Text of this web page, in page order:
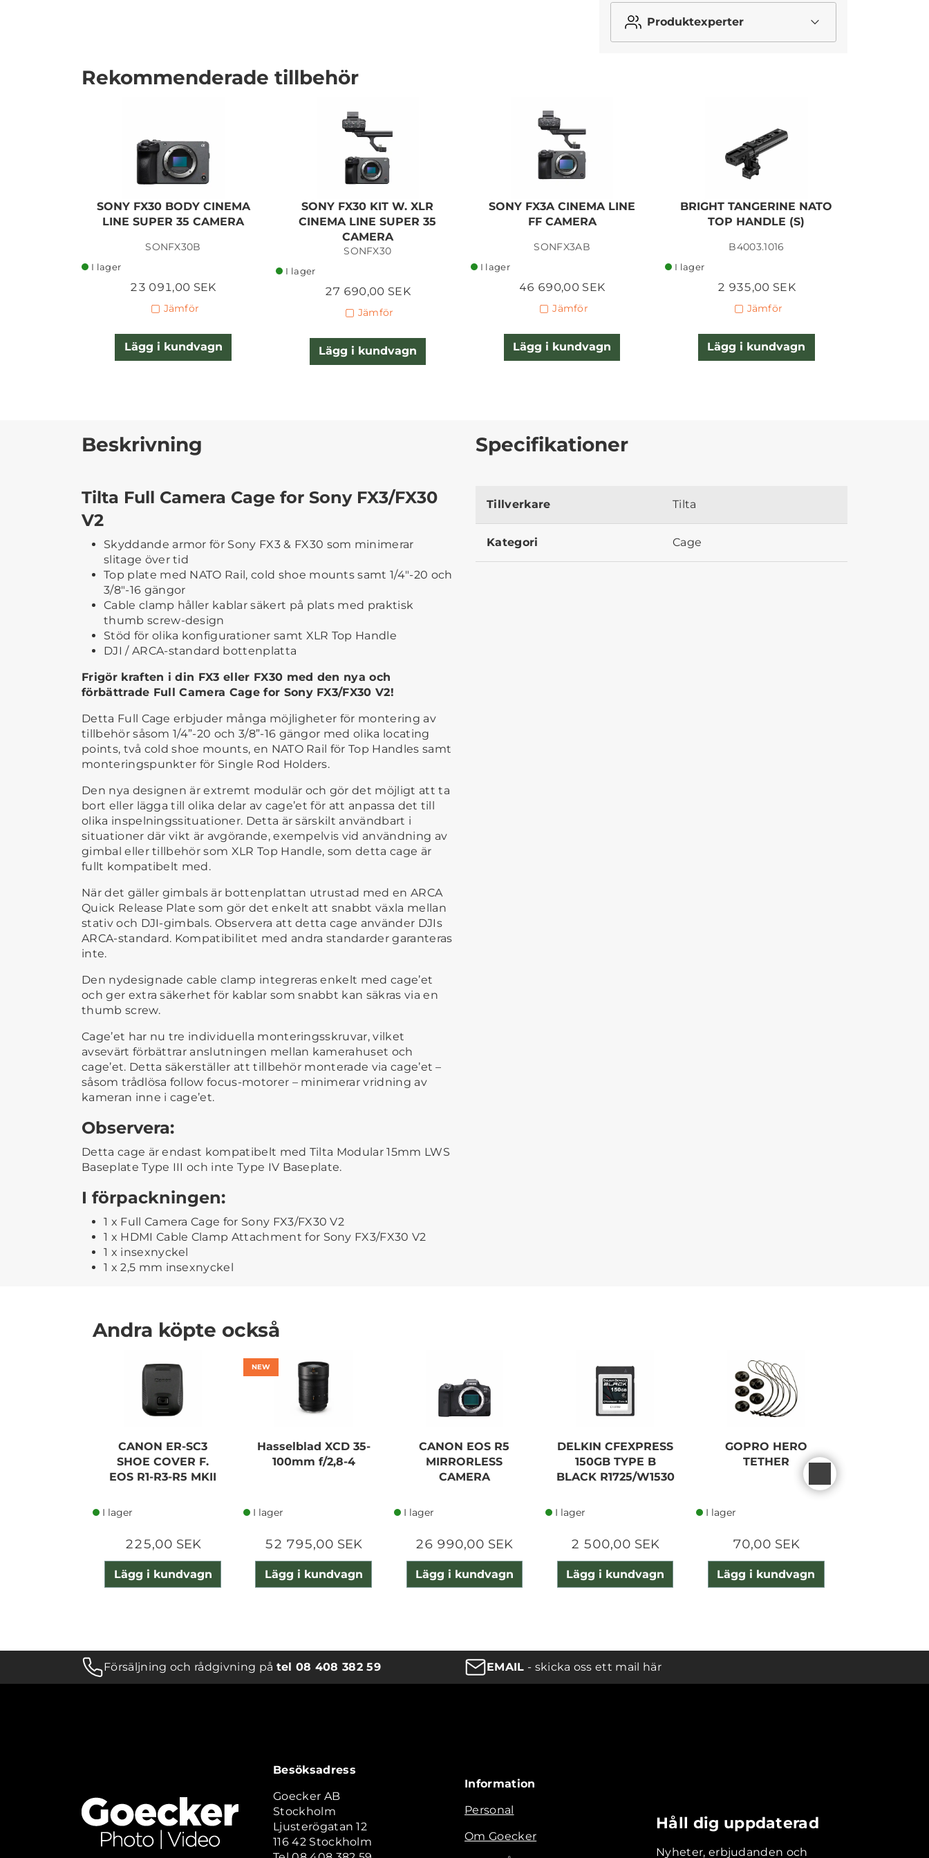
Produktexperter
Rekommenderade tillbehör
SONY FX30 BODY CINEMA
LINE SUPER 35 CAMERA
SONFX30B
I lager
23 091,00 SEK
Jämför
Lägg i kundvagn
SONY FX30 KIT W. XLR
CINEMA LINE SUPER 35
CAMERA
SONFX30
I lager
27 690,00 SEK
Jämför
Lägg i kundvagn
SONY FX3A CINEMA LINE
FF CAMERA
SONFX3AB
I lager
46 690,00 SEK
Jämför
Lägg i kundvagn
BRIGHT TANGERINE NATO
TOP HANDLE (S)
B4003.1016
I lager
2 935,00 SEK
Jämför
Lägg i kundvagn
Beskrivning
Tilta Full Camera Cage for Sony FX3/FX30
V2
Skyddande armor för Sony FX3 & FX30 som minimerar
slitage över tid
Top plate med NATO Rail, cold shoe mounts samt 1/4"-20 och
3/8"-16 gängor
Cable clamp håller kablar säkert på plats med praktisk
thumb screw-design
Stöd för olika konfigurationer samt XLR Top Handle
DJI / ARCA-standard bottenplatta
Frigör kraften i din FX3 eller FX30 med den nya och
förbättrade Full Camera Cage for Sony FX3/FX30 V2!
Detta Full Cage erbjuder många möjligheter för montering av
tillbehör såsom 1/4”-20 och 3/8”-16 gängor med olika locating
points, två cold shoe mounts, en NATO Rail för Top Handles samt
monteringspunkter för Single Rod Holders.
Den nya designen är extremt modulär och gör det möjligt att ta
bort eller lägga till olika delar av cage’et för att anpassa det till
olika inspelningssituationer. Detta är särskilt användbart i
situationer där vikt är avgörande, exempelvis vid användning av
gimbal eller tillbehör som XLR Top Handle, som detta cage är
fullt kompatibelt med.
När det gäller gimbals är bottenplattan utrustad med en ARCA
Quick Release Plate som gör det enkelt att snabbt växla mellan
stativ och DJI-gimbals. Observera att detta cage använder DJIs
ARCA-standard. Kompatibilitet med andra standarder garanteras
inte.
Den nydesignade cable clamp integreras enkelt med cage’et
och ger extra säkerhet för kablar som snabbt kan säkras via en
thumb screw.
Cage’et har nu tre individuella monteringsskruvar, vilket
avsevärt förbättrar anslutningen mellan kamerahuset och
cage’et. Detta säkerställer att tillbehör monterade via cage’et –
såsom trådlösa follow focus-motorer – minimerar vridning av
kameran inne i cage’et.
Observera:
Detta cage är endast kompatibelt med Tilta Modular 15mm LWS
Baseplate Type III och inte Type IV Baseplate.
I förpackningen:
1 x Full Camera Cage for Sony FX3/FX30 V2
1 x HDMI Cable Clamp Attachment for Sony FX3/FX30 V2
1 x insexnyckel
1 x 2,5 mm insexnyckel
Specifikationer
Tillverkare Tilta
Kategori Cage
Andra köpte också
CANON ER-SC3
SHOE COVER F.
EOS R1-R3-R5 MKII
I lager
225,00 SEK
Lägg i kundvagn
NEW
Hasselblad XCD 35-
100mm f/2,8-4
I lager
52 795,00 SEK
Lägg i kundvagn
CANON EOS R5
MIRRORLESS
CAMERA
I lager
26 990,00 SEK
Lägg i kundvagn
DELKIN CFEXPRESS
150GB TYPE B
BLACK R1725/W1530
I lager
2 500,00 SEK
Lägg i kundvagn
GOPRO HERO
TETHER
I lager
70,00 SEK
Lägg i kundvagn
Försäljning och rådgivning på tel 08 408 382 59 EMAIL - skicka oss ett mail här
Besöksadress
Goecker AB
Stockholm
Ljusterögatan 12
116 42 Stockholm
Information
Personal
Om Goecker
Håll dig uppdaterad
Nyheter, erbjudanden och